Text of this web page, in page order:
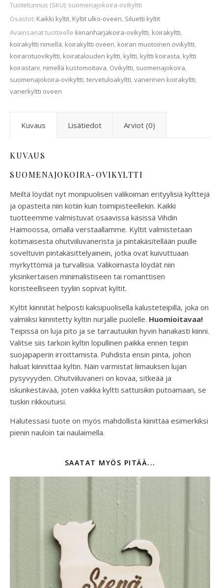
Tuotetunnus (SKU): suomenajokoira-ovikyltti
Osastot: Kaikki kyltit, Kyltit ulko-oveen, Siluetti kyltit
Avainsanat tuotteelle kiinanharjakoira-ovikyltti, koirakyltti,
koirakyltti nimellä, koirakyltti oveen, koiran muotoinen ovikyltti,
koirarotuovikyltti, koiratalouden kyltti, kyltti, kyltti koirasta, kyltti
koirastani, nimellä kustomoitava, Ovikyltti, suomenajokoira,
suomenajokoira-ovikyltti,tervetuloakyltti,vanerinen koirakyltti,
vanerkyltti oveen
Kuvaus Lisätiedot Arviot (0)
KUVAUS
SUOMENAJOKOIRA-OVIKYLTTI
Meiltä löydät nyt monipuolisen valikoiman erityylisiä kylttejä
ja opasteita niin kotiin kuin toimipisteellekin. Kaikki
tuotteemme valmistuvat osaavissa käsissä Vihdin
Haimoossa, omalla verstaallamme. Kyltit valmistetaan
kotimaisesta ohutviiluvanerista ja pintakäsitellään puulle
soveltuvin pintakäsittelyainein, jotka ovat kuivuttuaan
myrkyttömiä ja turvallisia. Valikoimasta löydät niin
yksinkertaisen minimalistiseen tai romanttisen
koristeelliseen tyyliin sopivat kyltit.
Kyltit kiinnität helposti kaksipuolisella kalusteteipillä, joka on
valmiiksi kiinnitetty kyltin nurjalle puolelle. Huomioitavaa!
Teipissä on luja pito ja se tarrautuukin hyvin hanakasti kiinni.
Valitse siis tarkoin kyltin lopullinen paikka ennen teipin
suojapaperin irroittamista. Puhdista ensin pinta, johon
haluat kiinnittää kyltin. Näin varmistat liimauksen lujan
pysyvyyden. Ohutviiluvaneri on kovaa, sitkeää ja
iskunkestävää, joten vaikka kyltti sattuisikin putoamaan, se
tuskin rikkoutuisi.
Halutessasi tuote on myös mahdollista kiinittää esimerkiksi
pienin nauloin tai naulaimella.
SAATAT MYÖS PITÄÄ...